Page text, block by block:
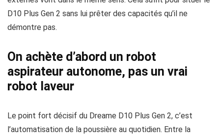
D10 Plus Gen 2 sans lui prêter des capacités qu’il ne
démontre pas.
On achète d’abord un robot
aspirateur autonome, pas un vrai
robot laveur
Le point fort décisif du Dreame D10 Plus Gen 2, c’est
l’automatisation de la poussière au quotidien. Entre la